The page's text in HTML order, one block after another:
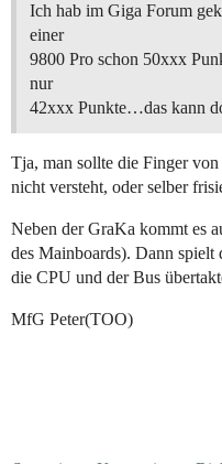
Ich hab im Giga Forum
einer
9800 Pro schon 50xxx
nur
42xxx Punkte…das kann
Tja, man sollte die Finger
nicht versteht, oder selber
Neben der GraKa kommt es
des Mainboards). Dann
die CPU und der Bus
MfG Peter(TOO)